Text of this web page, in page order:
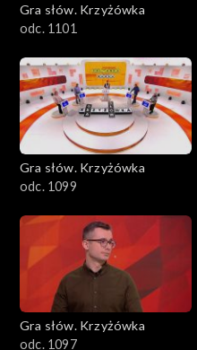
Gra słów. Krzyżówka
odc. 1101
Gra słów. Krzyżówka
odc. 1099
Gra słów. Krzyżówka
odc. 1097